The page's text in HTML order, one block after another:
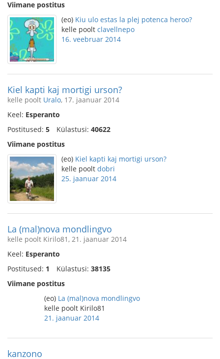
Viimane postitus
(eo) Kiu ulo estas la plej potenca heroo?
kelle poolt clavellnepo
16. veebruar 2014
Kiel kapti kaj mortigi urson?
kelle poolt Uralo, 17. jaanuar 2014
Keel: Esperanto
Postitused: 5 Külastusi: 40622
Viimane postitus
(eo) Kiel kapti kaj mortigi urson?
kelle poolt dobri
25. jaanuar 2014
La (mal)nova mondlingvo
kelle poolt Kirilo81, 21. jaanuar 2014
Keel: Esperanto
Postitused: 1 Külastusi: 38135
Viimane postitus
(eo) La (mal)nova mondlingvo
kelle poolt Kirilo81
21. jaanuar 2014
kanzono